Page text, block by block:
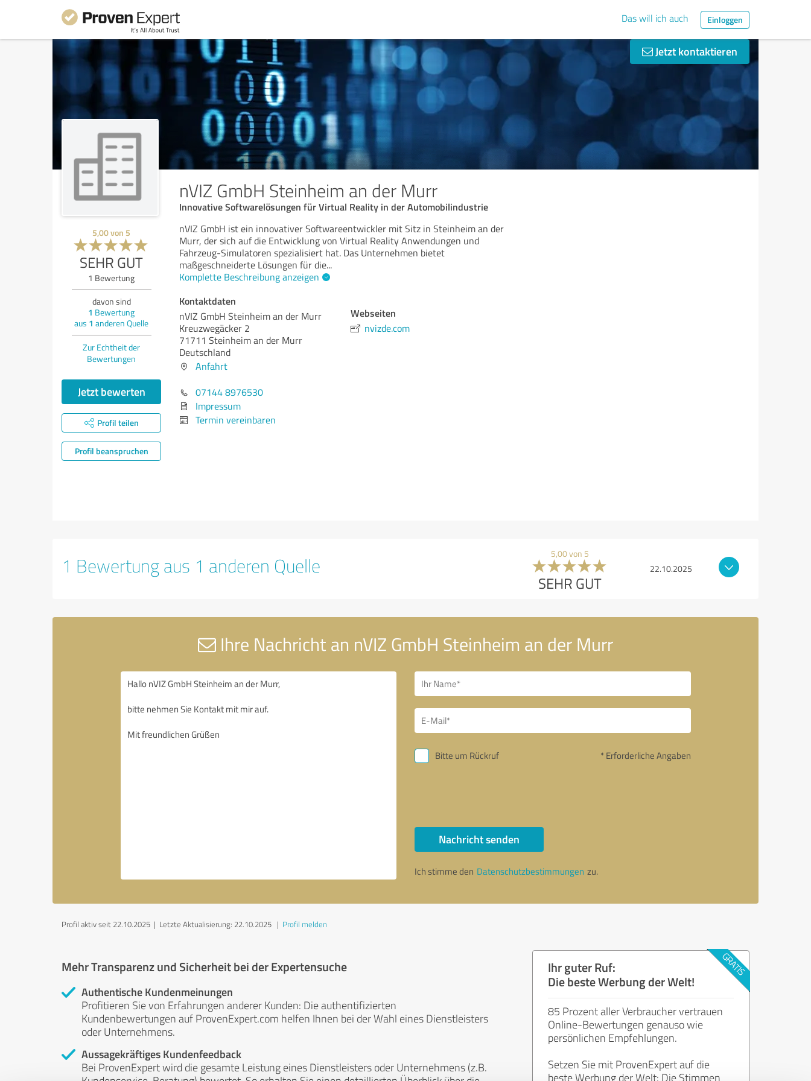
Das will ich auch Einloggen
Jetzt kontaktieren
nVIZ GmbH Steinheim an der Murr
Innovative Softwarelösungen für Virtual Reality in der Automobilindustrie
5,00von 5
SEHR GUT
1 Bewertung
davon sind
1 Bewertung
aus 1 anderen Quelle
Zur Echtheit der
Bewertungen
Jetzt bewerten
Profil teilen
Profil beanspruchen
nVIZ GmbH ist ein innovativer Softwareentwickler mit Sitz in Steinheim an der
Murr, der sich auf die Entwicklung von Virtual Reality Anwendungen und
Fahrzeug-Simulatoren spezialisiert hat. Das Unternehmen bietet
maßgeschneiderte Lösungen für die...
Komplette Beschreibung anzeigen
Kontaktdaten
nVIZ GmbH Steinheim an der Murr
Kreuzwegäcker 2
71711 Steinheim an der Murr
Deutschland
Anfahrt
07144 8976530
Impressum
Termin vereinbaren
Webseiten
nvizde.com
1 Bewertung aus 1 anderen Quelle 5,00 von 5
SEHR GUT
22.10.2025
Ihre Nachricht an nVIZ GmbH Steinheim an der Murr
Bitte um Rückruf * Erforderliche Angaben
Nachricht senden
Ich stimme den Datenschutzbestimmungen zu.
Profil aktiv seit 22.10.2025 | Letzte Aktualisierung: 22.10.2025 | Profil melden
Mehr Transparenz und Sicherheit bei der Expertensuche
Authentische Kundenmeinungen
Profitieren Sie von Erfahrungen anderer Kunden: Die authentifizierten
Kundenbewertungen auf ProvenExpert.com helfen Ihnen bei der Wahl eines Dienstleisters
oder Unternehmens.
Aussagekräftiges Kundenfeedback
Bei ProvenExpert wird die gesamte Leistung eines Dienstleisters oder Unternehmens (z.B.
Ihr guter Ruf:
Die beste Werbung der Welt!
85 Prozent aller Verbraucher vertrauen
Online-Bewertungen genauso wie
persönlichen Empfehlungen.
Setzen Sie mit ProvenExpert auf die
beste Werbung der Welt: Die Stimmen